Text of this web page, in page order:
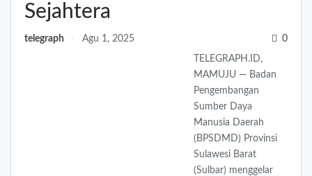
Sejahtera
telegraph Agu 1, 2025 0
TELEGRAPH.ID,
MAMUJU — Badan
Pengembangan
Sumber Daya
Manusia Daerah
(BPSDMD) Provinsi
Sulawesi Barat
(Sulbar) menggelar